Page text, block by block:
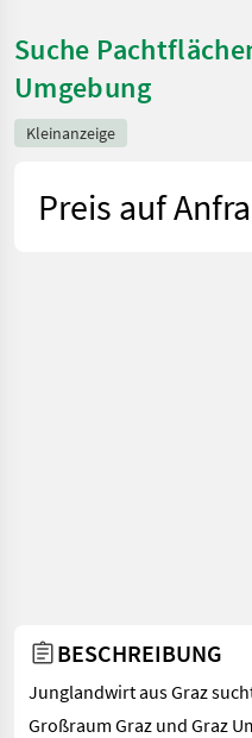
Suche
Umgebung
Kleinanzeige
Preis auf
BESCHREIBUNG
Junglandwirt aus Graz
Großraum Graz und Graz